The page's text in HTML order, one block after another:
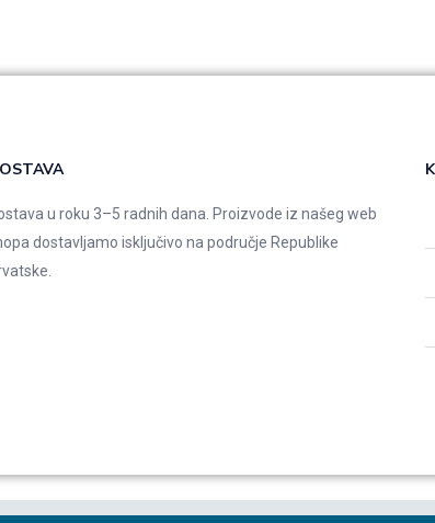
u roku 3–5 radnih dana. Proizvode iz našeg web
dostavljamo isključivo na područje Republike